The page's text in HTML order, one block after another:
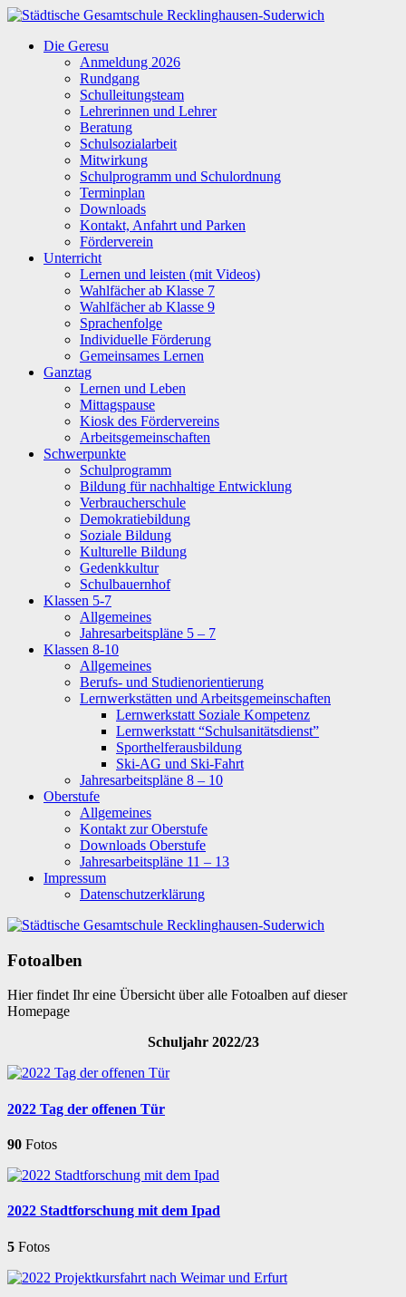
Zum
springen
Städtische
Gesamtschule
Recklinghausen-
Suderwich
Die Geresu
Anmeldung 2026
Rundgang
Schulleitungsteam
Lehrerinnen und Lehrer
Beratung
Schulsozialarbeit
Mitwirkung
Schulprogramm und Schulordnung
Terminplan
Downloads
Kontakt, Anfahrt und Parken
Förderverein
Unterricht
Lernen und leisten (mit Videos)
Wahlfächer ab Klasse 7
Wahlfächer ab Klasse 9
Sprachenfolge
Individuelle Förderung
Gemeinsames Lernen
Ganztag
Lernen und Leben
Mittagspause
Kiosk des Fördervereins
Arbeitsgemeinschaften
Schwerpunkte
Schulprogramm
Bildung für nachhaltige Entwicklung
Verbraucherschule
Demokratiebildung
Soziale Bildung
Kulturelle Bildung
Gedenkkultur
Schulbauernhof
Klassen 5-7
Allgemeines
Jahresarbeitspläne 5 – 7
Klassen 8-10
Allgemeines
Berufs- und Studienorientierung
Lernwerkstätten und Arbeitsgemeinschaften
Lernwerkstatt Soziale Kompetenz
Lernwerkstatt “Schulsanitätsdienst”
Sporthelferausbildung
Ski-AG und Ski-Fahrt
Jahresarbeitspläne 8 – 10
Oberstufe
Allgemeines
Kontakt zur Oberstufe
Downloads Oberstufe
Jahresarbeitspläne 11 – 13
Impressum
Datenschutzerklärung
Fotoalben
Hier findet Ihr eine Übersicht über alle Fotoalben auf dieser
Homepage
Schuljahr 2022/23
2022 Tag der offenen Tür
90 Fotos
2022 Stadtforschung mit dem Ipad
5 Fotos